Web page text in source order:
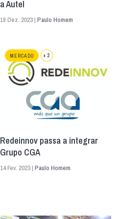
a Autel
19 Dez. 2023 |Paulo Homem
MERCADO + 2
Redeinnov passa a integrar
Grupo CGA
14 Fev. 2023 |Paulo Homem